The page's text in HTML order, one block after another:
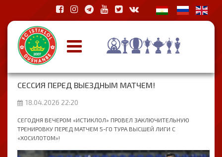
СЕССИЯ ПЕРЕД ВЫЕЗДНЫМ МАТЧЕМ!
18.04.2026 22:20
СЕГОДНЯ ВЕЧЕРОМ «ИСТИКЛОЛ» ПРОВЕЛ ЗАКЛЮЧИТЕЛЬНУЮ
ТРЕНИРОВКУ ПЕРЕД МАТЧЕМ 5-ГО ТУРА ВЫСШЕЙ ЛИГИ С
«ХОСИЛОТОМ»!